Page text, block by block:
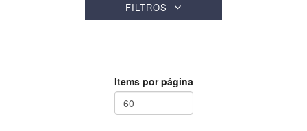
FILTROS
Items por página